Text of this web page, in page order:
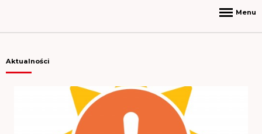
Menu
Aktualności